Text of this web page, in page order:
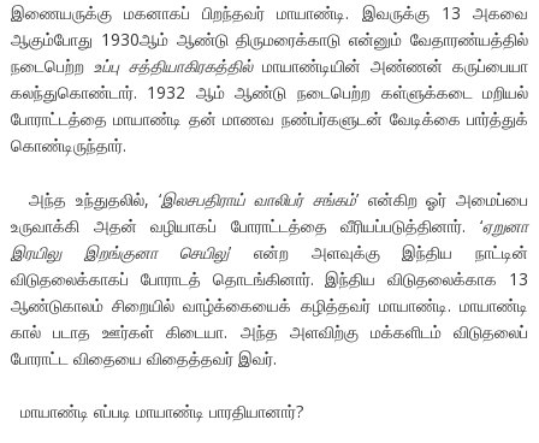
இணையருக்கு மகனாகப் பிறந்தவர் மாயாண்டி. இவருக்கு 13 அகவை
ஆகும்போது 1930ஆம் ஆண்டு திருமரைக்காடு என்னும் வேதாரண்யத்தில்
நடைபெற்ற உப்பு சத்தியாகிரகத்தில் மாயாண்டியின் அண்ணன் கருப்பையா
கலந்துகொண்டார். 1932 ஆம் ஆண்டு நடைபெற்ற கள்ளுக்கடை மறியல்
போராட்டத்தை மாயாண்டி தன் மாணவ நண்பர்களுடன் வேடிக்கை பார்த்துக்
கொண்டிருந்தார்.
அந்த உந்துதலில், ‘இலசபதிராய் வாலிபர் சங்கம்’ என்கிற ஓர் அமைப்பை
உருவாக்கி அதன் வழியாகப் போராட்டத்தை வீரியப்படுத்தினார். ‘ஏறுனா
இரயிலு இறங்குனா செயிலு’ என்ற அளவுக்கு இந்திய நாட்டின்
விடுதலைக்காகப் போராடத் தொடங்கினார். இந்திய விடுதலைக்காக 13
ஆண்டுகாலம் சிறையில் வாழ்க்கையைக் கழித்தவர் மாயாண்டி. மாயாண்டி
கால் படாத ஊர்கள் கிடையா. அந்த அளவிற்கு மக்களிடம் விடுதலைப்
போராட்ட விதையை விதைத்தவர் இவர்.
மாயாண்டி எப்படி மாயாண்டி பாரதியானார்?